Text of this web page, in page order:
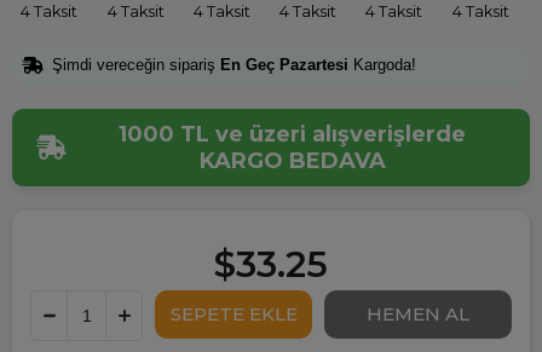
4 Taksit 4 Taksit 4 Taksit 4 Taksit 4 Taksit 4 Taksit
Şimdi vereceğin sipariş En Geç Pazartesi Kargoda!
1000 TL ve üzeri alışverişlerde
KARGO BEDAVA
$33.25